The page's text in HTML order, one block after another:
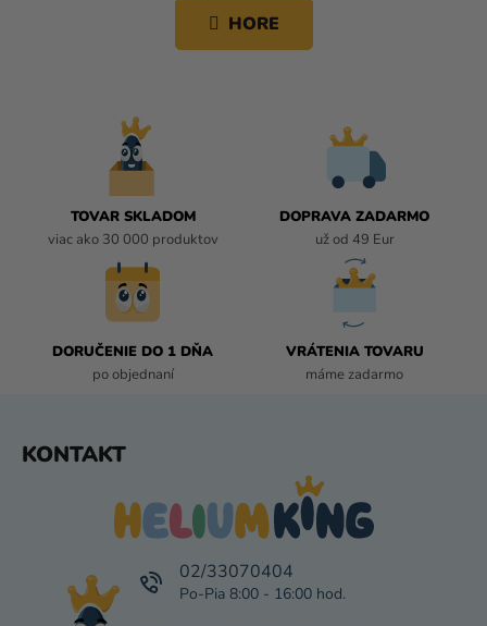
L
Á
k
o
HORE
TOVAR SKLADOM
viac ako 30 000 produktov
DOPRAVA ZADARMO
už od 49 Eur
DORUČENIE DO 1 DŇA
po objednaní
VRÁTENIA TOVARU
máme zadarmo
KONTAKT
02/33070404